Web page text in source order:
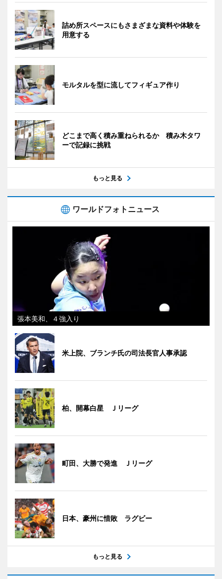
詰め所スペースにもさまざまな資料や体験を
用意する
モルタルを型に流してフィギュア作り
どこまで高く積み重ねられるか 積み木タワ
ーで記録に挑戦
もっと見る
ワールドフォトニュース
張本美和、４強入り
米上院、ブランチ氏の司法長官人事承認
柏、開幕白星 Ｊリーグ
町田、大勝で発進 Ｊリーグ
日本、豪州に惜敗 ラグビー
もっと見る